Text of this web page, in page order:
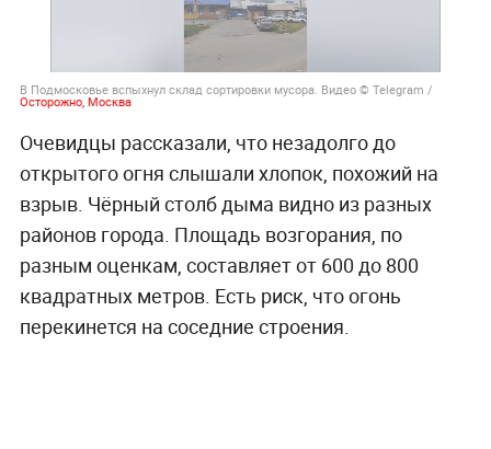
В Подмосковье вспыхнул склад сортировки мусора. Видео © Telegram /
Осторожно, Москва
Очевидцы рассказали, что незадолго до
открытого огня слышали хлопок, похожий на
взрыв. Чёрный столб дыма видно из разных
районов города. Площадь возгорания, по
разным оценкам, составляет от 600 до 800
квадратных метров. Есть риск, что огонь
перекинется на соседние строения.